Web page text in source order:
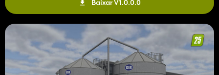
Baixar V1.0.0.0